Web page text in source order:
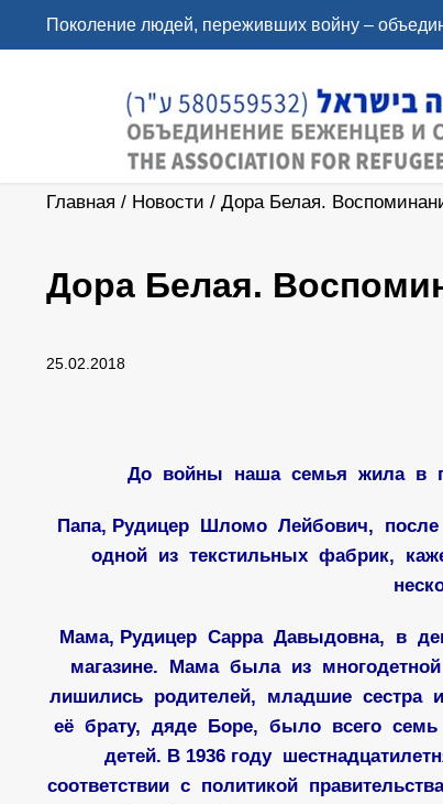
Поколение людей, переживших войну –
Главная / Новости / Дора Белая.
Дора Белая.
25.02.2018
До войны наша семья жила в
Папа, Рудицер Шломо Лейбович, после
одной из текстильных фабрик,
Мама, Рудицер Сарра Давыдовна, в
магазине. Мама была из
лишились родителей, младшие
её брату, дяде Боре, было всего
детей. В 1936 году
соответствии с политикой